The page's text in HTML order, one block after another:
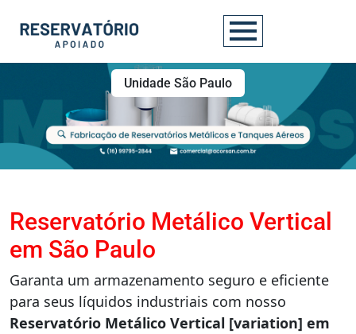
Unidade São Paulo
Reservatório Metálico Vertical
em São Paulo
Garanta um armazenamento seguro e eficiente
para seus líquidos industriais com nosso
Reservatório Metálico Vertical [variation] em